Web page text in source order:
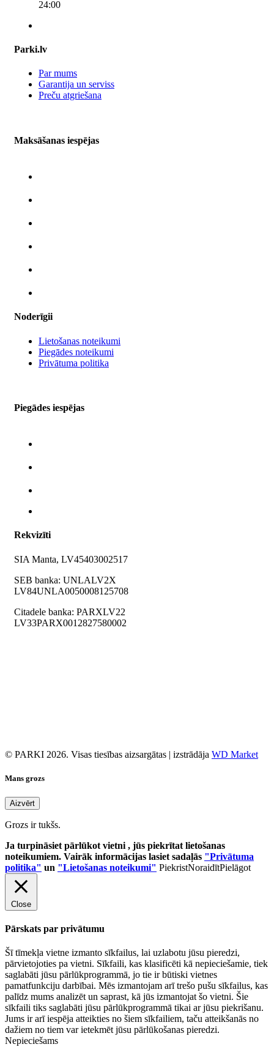
24:00
Parki.lv
Par mums
Garantija un serviss
Preču atgriešana
Maksāšanas iespējas
Noderīgii
Lietošanas noteikumi
Piegādes noteikumi
Privātuma politika
Piegādes iespējas
Rekvizīti
SIA Manta, LV45403002517
SEB banka: UNLALV2X
LV84UNLA0050008125708
Citadele banka: PARXLV22
LV33PARX0012827580002
© PARKI 2026. Visas tiesības aizsargātas | izstrādāja WD Market
Mans grozs
Aizvērt
Grozs ir tukšs.
Ja turpināsiet pārlūkot vietni , jūs piekrītat lietošanas
noteikumiem. Vairāk informācijas lasiet sadaļās "Privātuma
politika" un "Lietošanas noteikumi" PiekristNoraidītPielāgot
Close
Pārskats par privātumu
Šī tīmekļa vietne izmanto sīkfailus, lai uzlabotu jūsu pieredzi,
pārvietojoties pa vietni. Sīkfaili, kas klasificēti kā nepieciešamie, tiek
saglabāti jūsu pārlūkprogrammā, jo tie ir būtiski vietnes
pamatfunkciju darbībai. Mēs izmantojam arī trešo pušu sīkfailus, kas
palīdz mums analizēt un saprast, kā jūs izmantojat šo vietni. Šie
sīkfaili tiks saglabāti jūsu pārlūkprogrammā tikai ar jūsu piekrišanu.
Jums ir arī iespēja atteikties no šiem sīkfailiem, taču atteikšanās no
dažiem no tiem var ietekmēt jūsu pārlūkošanas pieredzi.
Nepieciešams